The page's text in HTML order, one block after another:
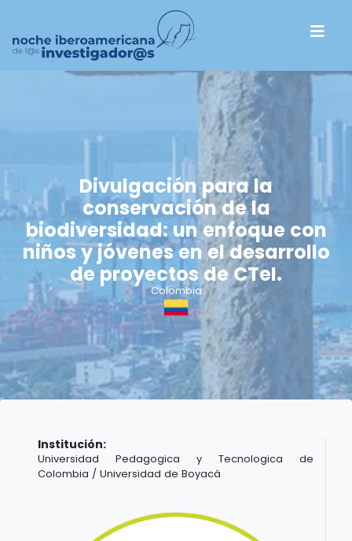
Divulgación para la
conservación de la
biodiversidad: un enfoque con
niños y jóvenes en el desarrollo
de proyectos de CTeI.
Colombia
Institución:
Universidad Pedagogica y Tecnologica de
Colombia / Universidad de Boyacá